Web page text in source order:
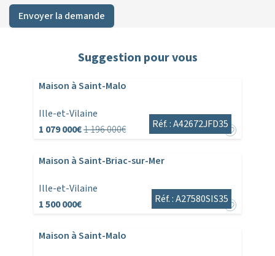
Envoyer la demande
Suggestion pour vous
Maison à Saint-Malo
Ille-et-Vilaine
1 079 000€1 196 000€ Réf. : A42672JFD35
Maison à Saint-Briac-sur-Mer
Ille-et-Vilaine
1 500 000€
Réf. : A27580SIS35
Maison à Saint-Malo